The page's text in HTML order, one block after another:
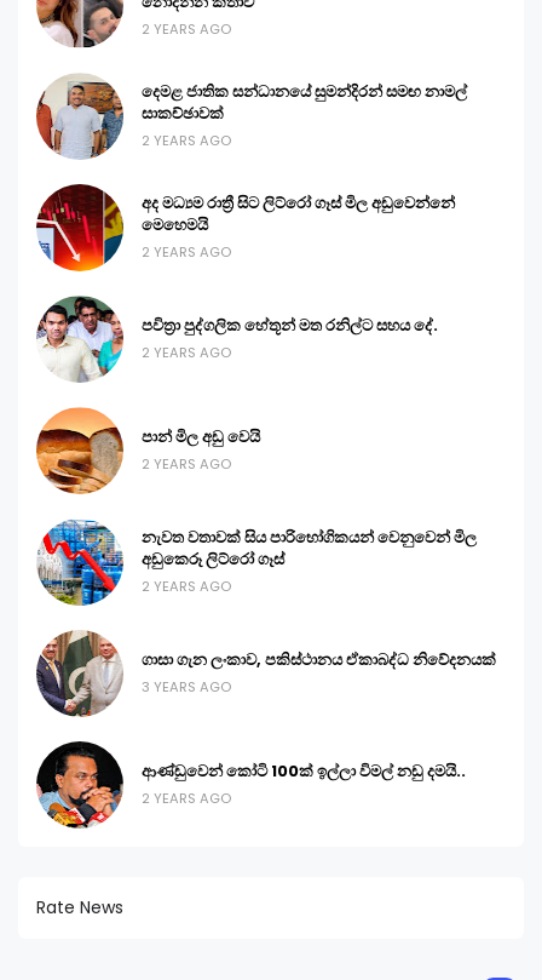
2 YEARS AGO
දෙමළ ජාතික සන්ධානයේ සුමන්දිරන් සමඟ නාමල්
සාකච්ඡාවක්
2 YEARS AGO
අද මධ්‍යම රාත්‍රී සිට ලිට්රෝ ගෑස් මිල අඩුවෙන්නේ
මෙහෙමයි
2 YEARS AGO
පවිත්‍රා පුද්ගලික හේතූන් මත රනිල්ට සහය දේ.
2 YEARS AGO
පාන් මිල අඩු වෙයි
2 YEARS AGO
නැවත වතාවක් සිය පාරිභෝගිකයන් වෙනුවෙන් මිල
අඩුකෙරූ ලිට්රෝ ගෑස්
2 YEARS AGO
ගාසා ගැන ලංකාව, පකිස්ථානය ඒකාබද්ධ නිවේදනයක්
3 YEARS AGO
ආණ්ඩුවෙන් කෝටි 100ක් ඉල්ලා විමල් නඩු දමයි..
2 YEARS AGO
Rate News